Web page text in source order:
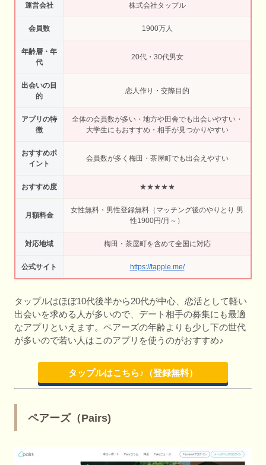
運営会社 株式会社タップル
会員数 1900万人
年齢層・年
代
20代・30代男女
出会いの目
的
恋人作り・交際目的
アプリの特
徴
全体の会員数が多い・地方や田舎でも出会いやすい・
大学生にもおすすめ・相手が見つかりやすい
おすすめポ
イント
会員数が多く梅田・茶屋町でも出会えやすい
おすすめ度 ★★★★★
月額料金
女性無料・男性登録無料（マッチング後のやりとり 男
性1900円/月～）
対応地域 梅田・茶屋町を含めて全国に対応
公式サイト https://tapple.me/
タップルはほぼ10代後半から20代が中心、恋活として軽い
出会いを求める人が多いので、デート相手の募集にも最適
なアプリといえます。ペアーズの年齢よりも少し下の世代
が多いので若い人はこのアプリを使うのがおすすめ♪
タップルはこちら♪（登録無料）
ペアーズ（Pairs)